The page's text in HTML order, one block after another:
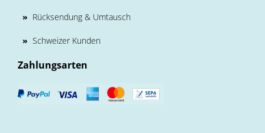
» Rücksendung & Umtausch
» Schweizer Kunden
Zahlungsarten